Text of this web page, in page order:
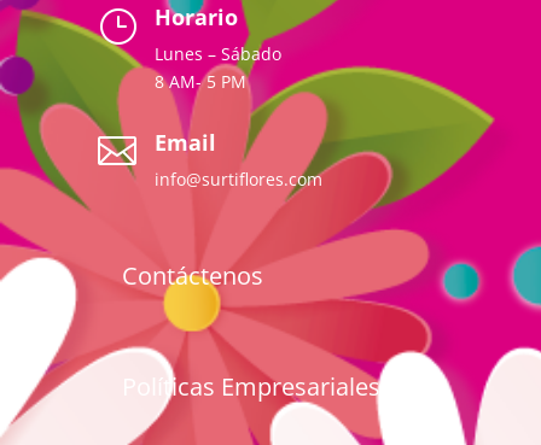
} Horario
Lunes – Sábado
8 AM- 5 PM
 Email
info@surtiflores.com
Contáctenos
Políticas Empresariales